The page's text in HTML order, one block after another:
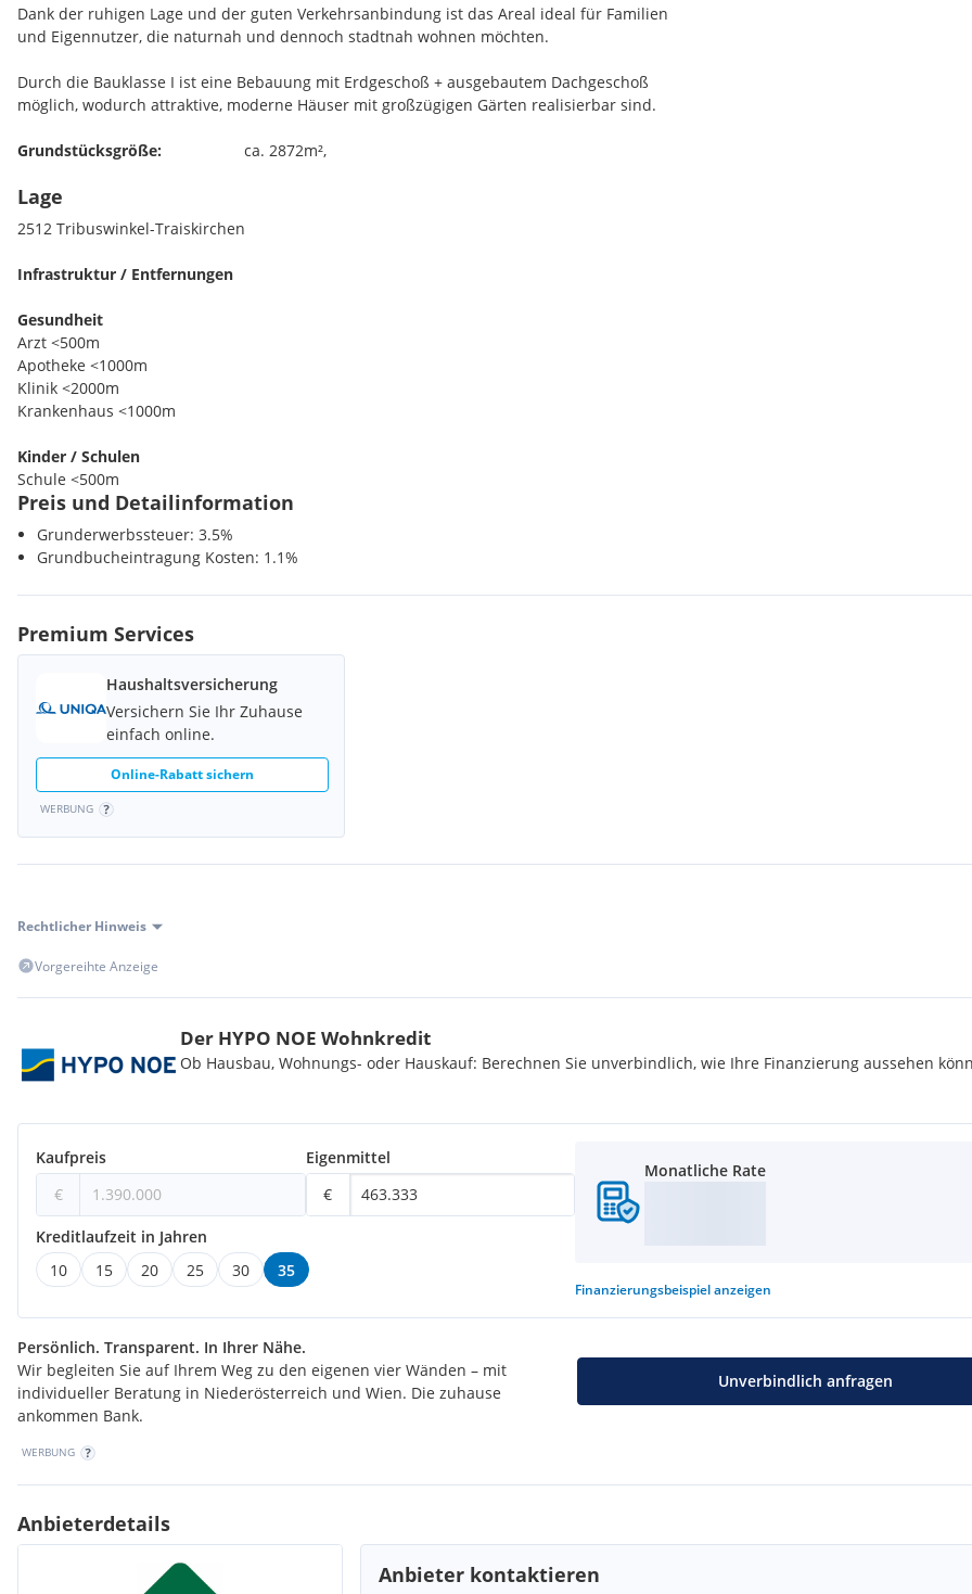
Dank der ruhigen Lage und der guten Verkehrsanbindung ist das Areal ideal für Familien
und Eigennutzer, die naturnah und dennoch stadtnah wohnen möchten.
Durch die Bauklasse I ist eine Bebauung mit Erdgeschoß + ausgebautem Dachgeschoß
möglich, wodurch attraktive, moderne Häuser mit großzügigen Gärten realisierbar sind.
Grundstücksgröße: ca. 2872m²,
Bauklasse:
Kaufpreis: EUR 1.390.000,--
Provision:3% vom Kaufpreis zuzgl. 20% MwSt.
Bitte senden Sie Ihre Anfrage ausschließlich schriftlich und mit vollständigen
Kontaktdaten. Weitere Informationen sowie das Exposé erhalten Sie per E-Mail.
Telefonische Anfragen zu Besichtigungsterminen sind erst nach Erhalt des Exposés
möglich.
Lage
2512 Tribuswinkel-Traiskirchen
Infrastruktur / Entfernungen
Gesundheit
Arzt <500m
Apotheke <1000m
Klinik <2000m
Krankenhaus <1000m
Kinder / Schulen
Schule <500m
Kindergarten <1000m
Höhere Schule <8500m
Nahversorgung
Supermarkt <1000m
Einkaufszentrum <3500m
Bahnhof <1000m
Autobahnanschluss <2000m
Flughafen <4000m
Sonstige
Bank <1000m
Polizei <2000m
Post <1500m
Preis und Detailinformation
Grunderwerbssteuer: 3.5%
Grundbucheintragung Kosten: 1.1%
Premium Services
Haushaltsversicherung
Versichern Sie Ihr Zuhause
einfach online.
Online-Rabatt sichern
WERBUNG
Rechtlicher Hinweis
Vorgereihte Anzeige
Der HYPO NOE Wohnkredit
Ob Hausbau, Wohnungs- oder Hauskauf: Berechnen Sie unverbindlich, wie Ihre Finanzierung aussehen
Kaufpreis
€
Eigenmittel
€
Kreditlaufzeit in Jahren
10
15 20 25 30 35
Monatliche Rate
Finanzierungsbeispielanzeigen
Persönlich. Transparent. In Ihrer Nähe.
Wir begleiten Sie auf Ihrem Weg zu den eigenen vier Wänden – mit
individueller Beratung in Niederösterreich und Wien. Die zuhause
ankommen Bank.
Unverbindlich anfragen
WERBUNG
Anbieterdetails
Anbieter kontaktieren